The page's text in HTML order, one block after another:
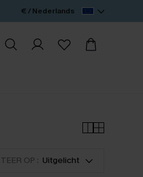
€ / Nederlands
OP : Uitgelicht